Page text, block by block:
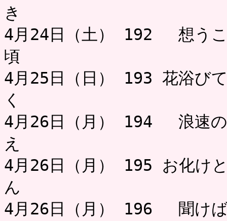
き
4月24日（土） 192 想うこ
頃 お
4月25日（日） 193 花浴び
く ミャ
4月26日（月） 194 浪速の
え
4月26日（月） 195 お化け
ん
4月26日（月） 196 聞けば